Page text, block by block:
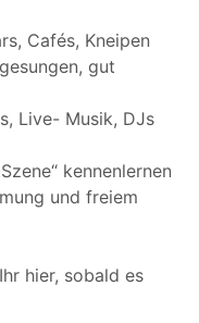
Cafés, Kneipen
gut
Live- Musik, DJs
kennenlernen
und freiem
hier, sobald es